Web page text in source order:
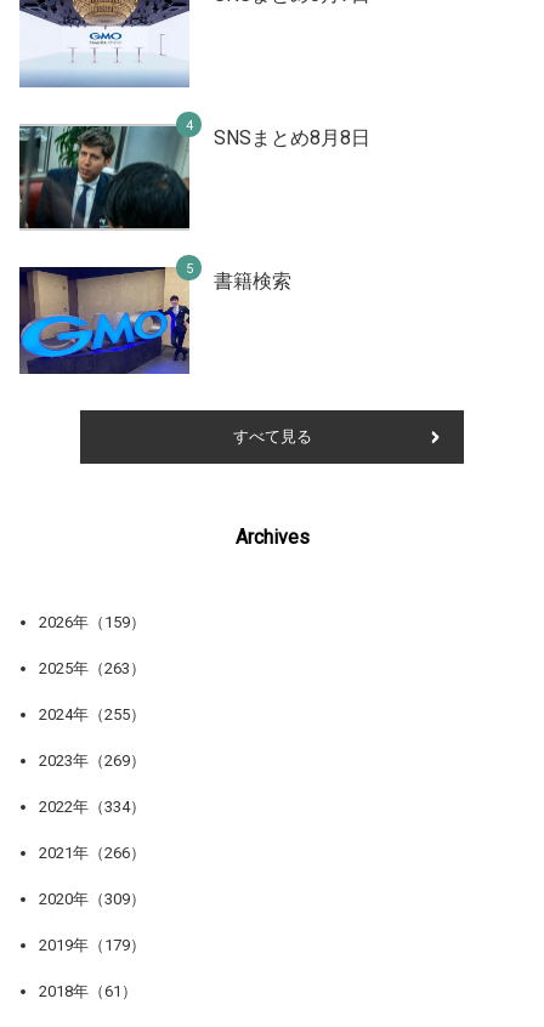
SNSまとめ8月8日
書籍検索
すべて見る
Archives
2026年（159）
2025年（263）
2024年（255）
2023年（269）
2022年（334）
2021年（266）
2020年（309）
2019年（179）
2018年（61）